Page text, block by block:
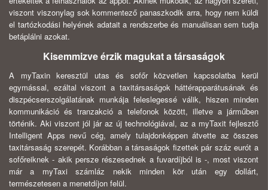
viszont viszonylag sok kommentező panaszkodik arra, hogy nem küldi
el tartózkodási helyének adatait a rendszerbe és manuálisan sem tudja
betáplálni azokat.
Kisemmizve érzik magukat a társaságok
A myTaxin keresztül utas és sofőr közvetlen kapcsolatba kerül
egymással, ezáltal viszont a taxitársaságok háttérapparátusának és
diszpécserszolgálatának munkája feleslegessé válik, hiszen minden
kommunikáció és tranzakció a telefonok között, illetve a járműben
történik. Aki viszont jól jár az új technológiával, az a myTaxit fejlesztő
Intelligent Apps nevű cég, amely tulajdonképpen átvette az összes
taxitársaság szerepét. Korábban a társaságok fizettek pár száz eurót a
sofőreiknek - akik persze részesednek a fuvardíjból is -, most viszont
már a myTaxi számláz nekik minden kör után egy dollárt,
természetesen a menetdíjon felül.